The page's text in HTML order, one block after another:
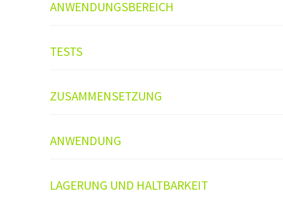
ANWENDUNGSBEREICH
TESTS
ZUSAMMENSETZUNG
ANWENDUNG
LAGERUNG UND HALTBARKEIT